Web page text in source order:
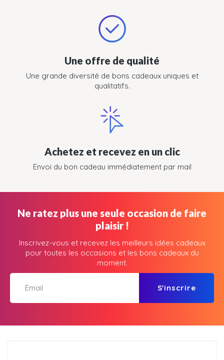
Une offre de qualité
Une grande diversité de bons cadeaux uniques et
qualitatifs.
Achetez et recevez en un clic
Envoi du bon cadeau immédiatement par mail
Ne ratez plus une seule occasion de faire
plaisir !
Inscrivez-vous et recevez les meilleurs idées cadeaux
pour toutes les occasions et les bons cadeaux du
moment.
S'inscrire